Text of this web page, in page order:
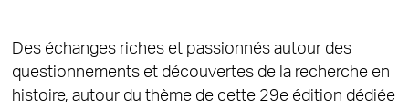
Des échanges riches et passionnés autour des
questionnements et découvertes de la recherche en
histoire, autour du thème de cette 29e édition dédiée